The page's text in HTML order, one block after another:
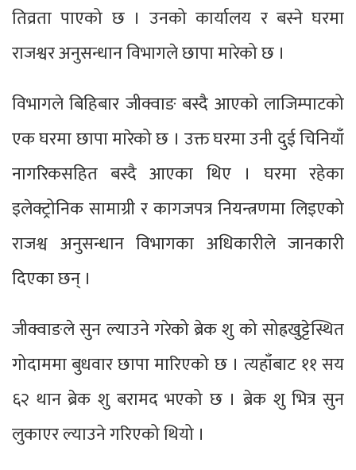
तिव्रता पाएको छ । उनको कार्यालय र बस्ने घरमा
राजश्वर अनुसन्धान विभागले छापा मारेको छ ।
विभागले बिहिबार जीक्वाङ बस्दै आएको लाजिम्पाटको
एक घरमा छापा मारेको छ । उक्त घरमा उनी दुई चिनियाँ
नागरिकसहित बस्दै आएका थिए । घरमा रहेका
इलेक्ट्रोनिक सामाग्री र कागजपत्र नियन्त्रणमा लिइएको
राजश्व अनुसन्धान विभागका अधिकारीले जानकारी
दिएका छन् ।
जीक्वाङले सुन ल्याउने गरेको ब्रेक शु को सोह्रखुट्टेस्थित
गोदाममा बुधवार छापा मारिएको छ । त्यहाँबाट ११ सय
६२ थान ब्रेक शु बरामद भएको छ । ब्रेक शु भित्र सुन
लुकाएर ल्याउने गरिएको थियो ।